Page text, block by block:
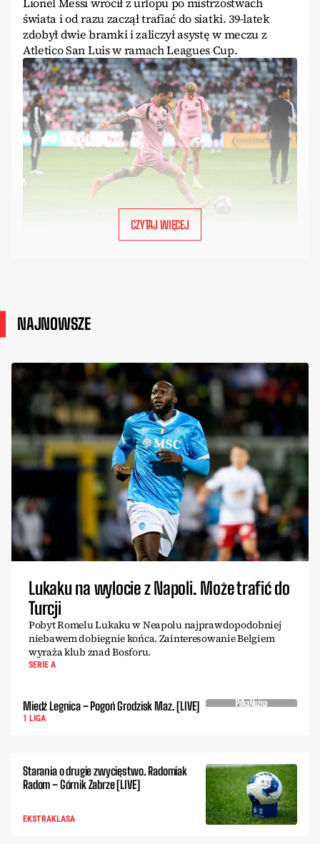
świata i od razu zaczął trafiać do siatki. 39-latek
zdobył dwie bramki i zaliczył asystę w meczu z
Atletico San Luis w ramach Leagues Cup.
CZYTAJ WIĘCEJ
NAJNOWSZE
Lukaku na wylocie z Napoli. Może trafić do
Turcji
Pobyt Romelu Lukaku w Neapolu najprawdopodobniej
niebawem dobiegnie końca. Zainteresowanie Belgiem
wyraża klub znad Bosforu.
SERIE A
Miedź Legnica – Pogoń Grodzisk Maz. [LIVE]
1 LIGA
Starania o drugie zwycięstwo. Radomiak
Radom – Górnik Zabrze [LIVE]
EKSTRAKLASA